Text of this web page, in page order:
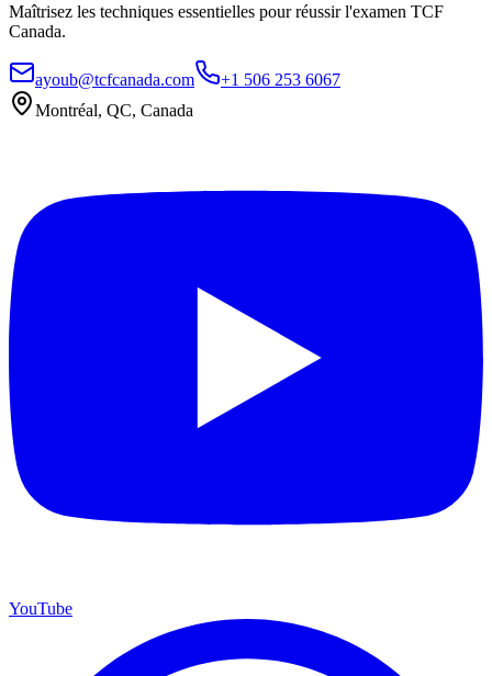
Maîtrisez les techniques essentielles pour réussir l'examen TCF
Canada.
ayoub@tcfcanada.com
+1 506 253 6067
Montréal, QC, Canada
YouTube